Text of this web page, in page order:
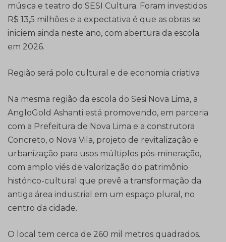
música e teatro do SESI Cultura. Foram investidos
R$ 13,5 milhões e a expectativa é que as obras se
iniciem ainda neste ano, com abertura da escola
em 2026.
Região será polo cultural e de economia criativa
Na mesma região da escola do Sesi Nova Lima, a
AngloGold Ashanti está promovendo, em parceria
com a Prefeitura de Nova Lima e a construtora
Concreto, o Nova Vila, projeto de revitalização e
urbanização para usos múltiplos pós-mineração,
com amplo viés de valorização do patrimônio
histórico-cultural que prevê a transformação da
antiga área industrial em um espaço plural, no
centro da cidade.
O local tem cerca de 260 mil metros quadrados.